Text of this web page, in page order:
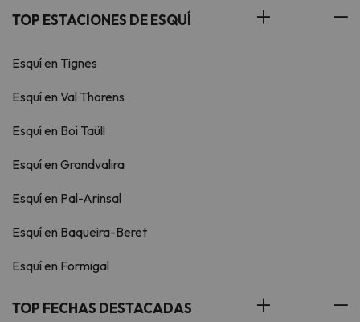
TOP ESTACIONES DE ESQUÍ
Esquí en Tignes
Esquí en Val Thorens
Esquí en Boí Taüll
Esquí en Grandvalira
Esquí en Pal-Arinsal
Esquí en Baqueira-Beret
Esquí en Formigal
TOP FECHAS DESTACADAS